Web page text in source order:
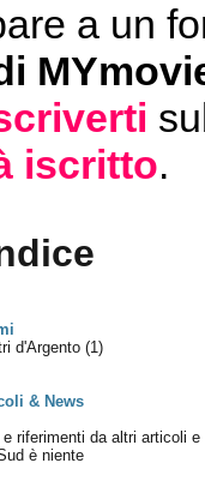
a un
iscritto.
d'Argento (1)
& News
e riferimenti da altri articoli e
è niente